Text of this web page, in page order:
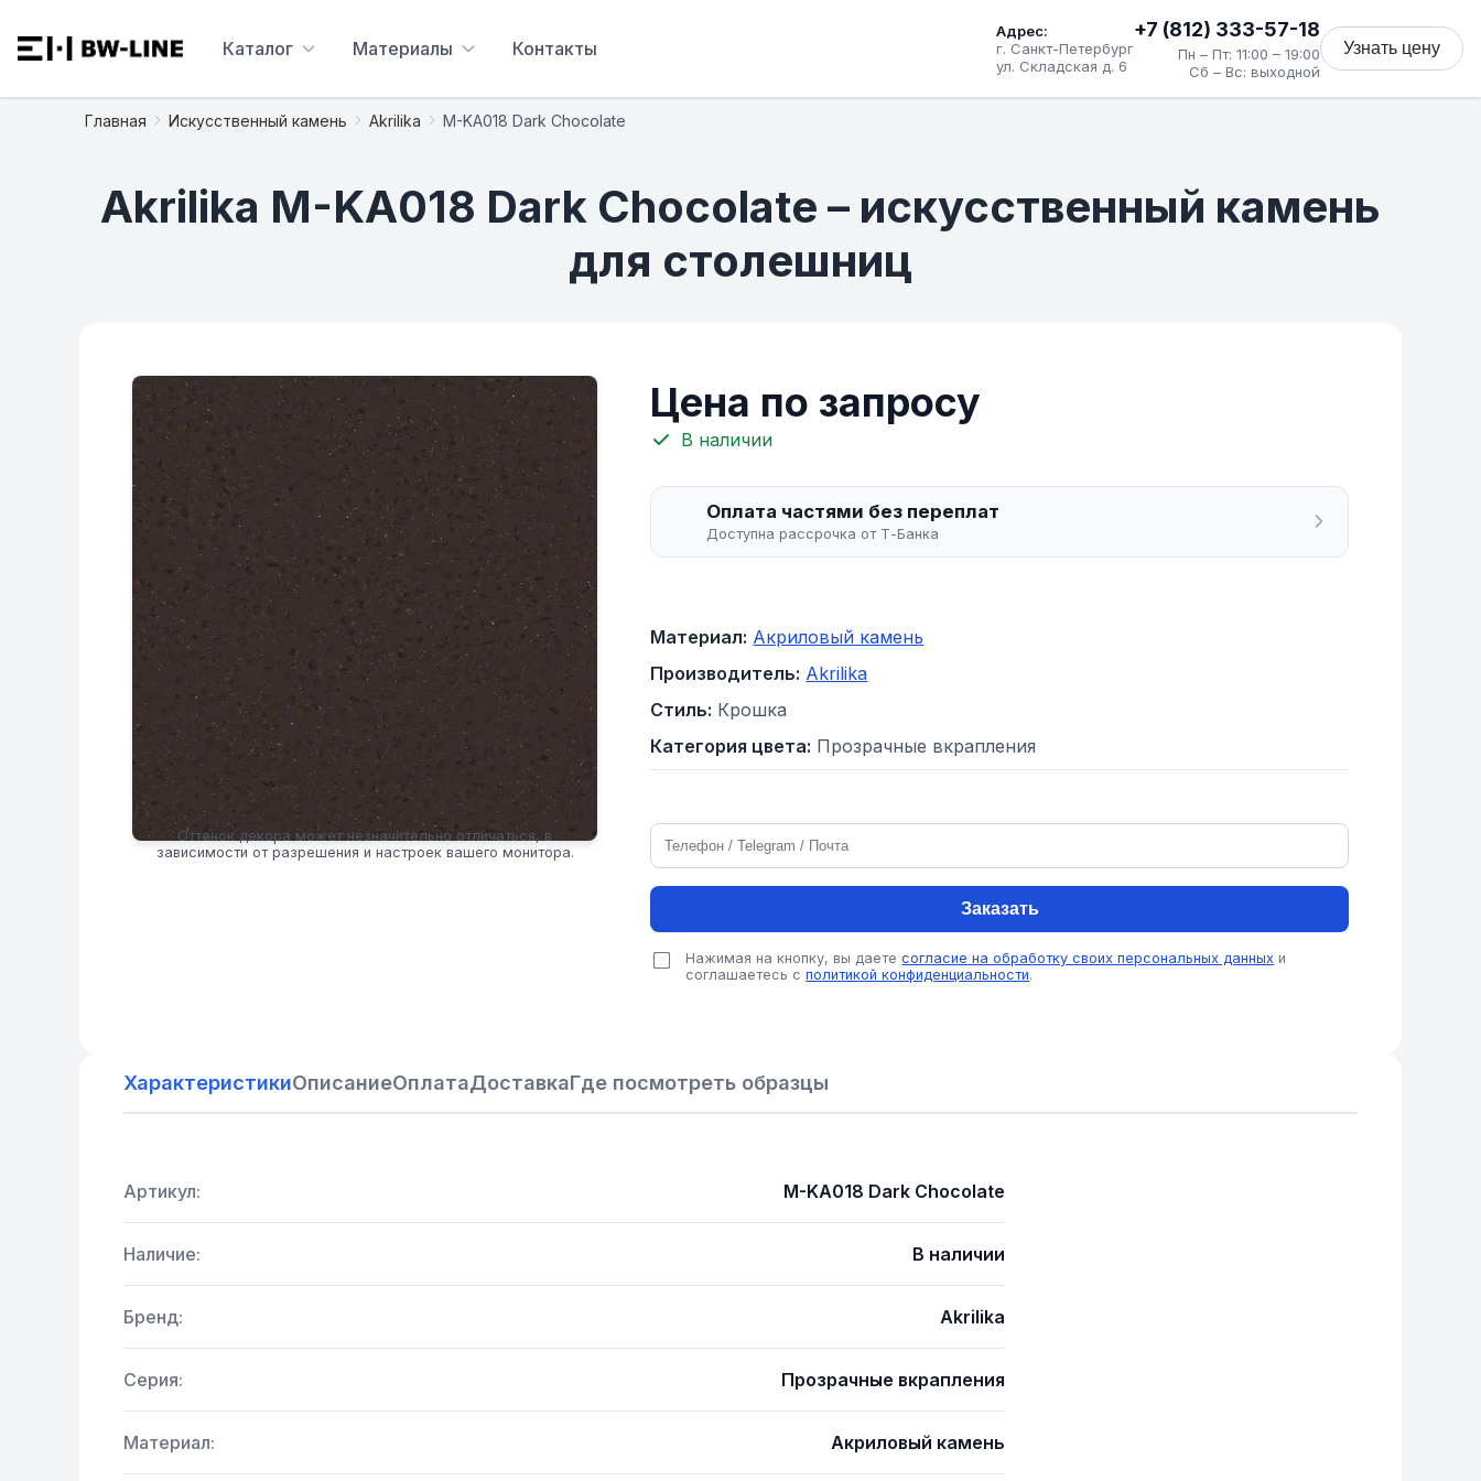
Каталог Материалы Контакты
Адрес:
г. Санкт-Петербург
ул. Складская д. 6
+7 (812) 333-57-18
Пн – Пт: 11:00 – 19:00
Сб – Вс: выходной
Узнать цену
Главная Искусственный камень Akrilika M-KA018 Dark Chocolate
Akrilika M-KA018 Dark Chocolate – искусственный камень
для столешниц
Оттенок декора может незначительно отличаться, в
зависимости от разрешения и настроек вашего монитора.
Цена по запросу
В наличии
Оплата частями без переплат
Доступна рассрочка от Т-Банка
Материал: Акриловый камень
Производитель: Akrilika
Стиль: Крошка
Категория цвета: Прозрачные вкрапления
Заказать
Нажимая на кнопку, вы даетесогласие на обработку своих персональных данных и
соглашаетесь сполитикой конфиденциальности.
ХарактеристикиОписаниеОплатаДоставкаГде посмотреть образцы
Артикул: M-KA018 Dark Chocolate
Наличие: В наличии
Бренд: Akrilika
Серия: Прозрачные вкрапления
Материал: Акриловый камень